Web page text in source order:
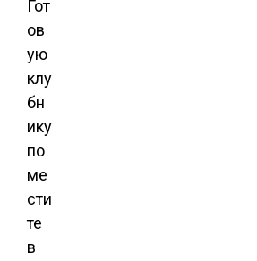
Гот
ов
ую
клу
бн
ику
по
ме
сти
те
в